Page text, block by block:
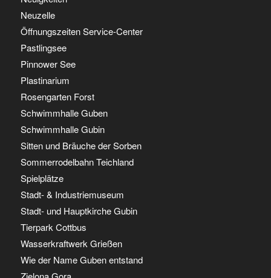
Neuzelle
Öffnungszeiten Service-Center
Pastlingsee
Pinnower See
Plastinarium
Rosengarten Forst
Schwimmhalle Guben
Schwimmhalle Gubin
Sitten und Bräuche der Sorben
Sommerrodelbahn Teichland
Spielplätze
Stadt- & Industriemuseum
Stadt- und Hauptkirche Gubin
Tierpark Cottbus
Wasserkraftwerk Grießen
Wie der Name Guben entstand